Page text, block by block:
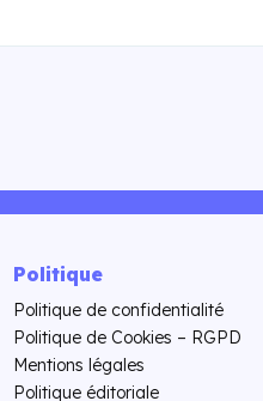
Politique
Politique de confidentialité
Politique de Cookies – RGPD
Mentions légales
Politique éditoriale